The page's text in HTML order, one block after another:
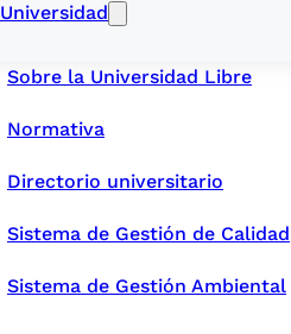
Sobre la Universidad Libre
Normativa
Directorio universitario
Sistema de Gestión de Calidad
Sistema de Gestión Ambiental